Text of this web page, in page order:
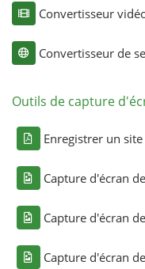
Convertisseur
Convertisseur de
Outils de capture
Enregistrer un
Capture d'écran
Capture d'écran
Capture d'écran